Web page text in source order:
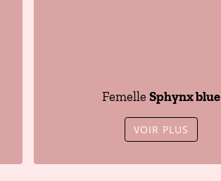
Femelle Sphynx blue
VOIR PLUS